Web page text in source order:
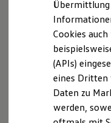
myVolkswagen
Software
Service und
Räder
Cookies
(APIs)
eines Dritten
Daten zu
werden,